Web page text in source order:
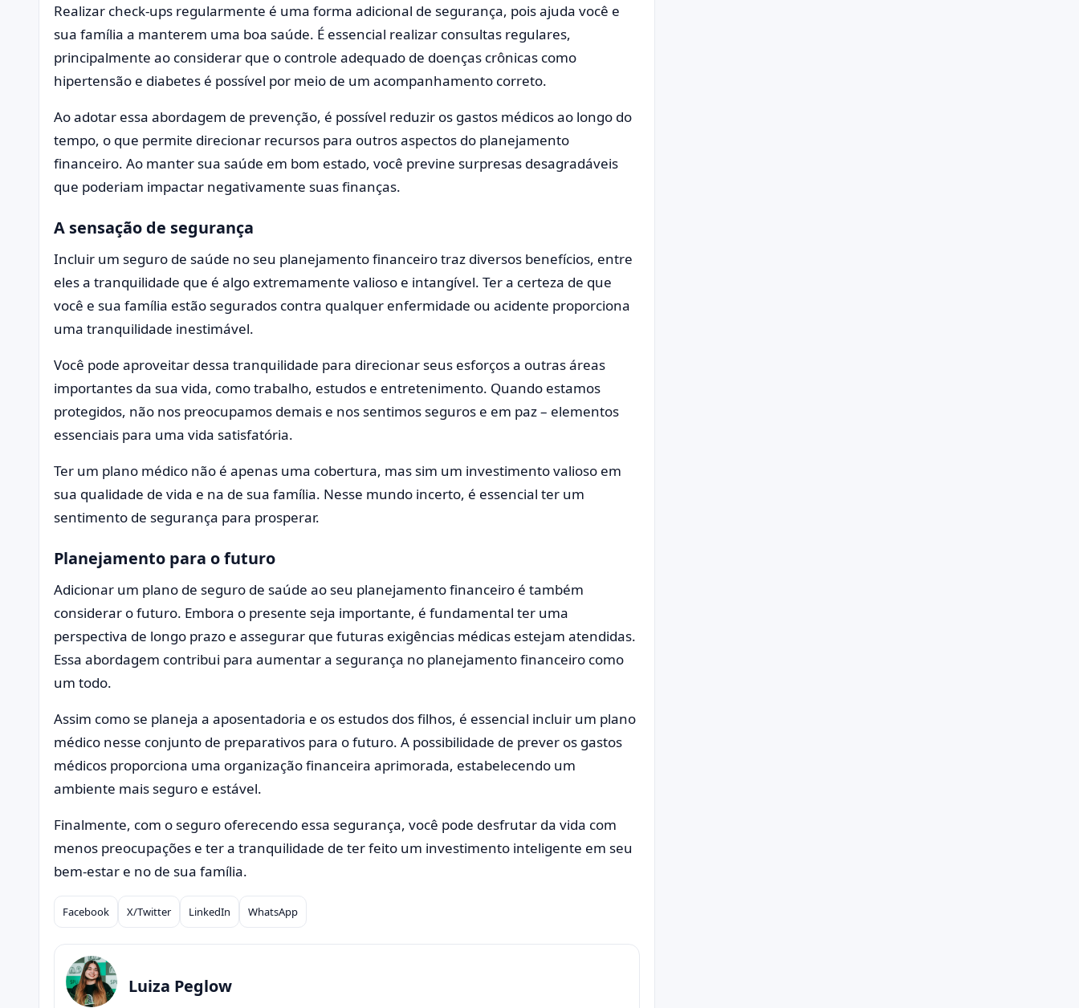
Realizar check-ups regularmente é uma forma adicional de segurança, pois ajuda você e
sua família a manterem uma boa saúde. É essencial realizar consultas regulares,
principalmente ao considerar que o controle adequado de doenças crônicas como
hipertensão e diabetes é possível por meio de um acompanhamento correto.
Ao adotar essa abordagem de prevenção, é possível reduzir os gastos médicos ao longo do
tempo, o que permite direcionar recursos para outros aspectos do planejamento
financeiro. Ao manter sua saúde em bom estado, você previne surpresas desagradáveis
que poderiam impactar negativamente suas finanças.
A sensação de segurança
Incluir um seguro de saúde no seu planejamento financeiro traz diversos benefícios, entre
eles a tranquilidade que é algo extremamente valioso e intangível. Ter a certeza de que
você e sua família estão segurados contra qualquer enfermidade ou acidente proporciona
uma tranquilidade inestimável.
Você pode aproveitar dessa tranquilidade para direcionar seus esforços a outras áreas
importantes da sua vida, como trabalho, estudos e entretenimento. Quando estamos
protegidos, não nos preocupamos demais e nos sentimos seguros e em paz – elementos
essenciais para uma vida satisfatória.
Ter um plano médico não é apenas uma cobertura, mas sim um investimento valioso em
sua qualidade de vida e na de sua família. Nesse mundo incerto, é essencial ter um
sentimento de segurança para prosperar.
Planejamento para o futuro
Adicionar um plano de seguro de saúde ao seu planejamento financeiro é também
considerar o futuro. Embora o presente seja importante, é fundamental ter uma
perspectiva de longo prazo e assegurar que futuras exigências médicas estejam atendidas.
Essa abordagem contribui para aumentar a segurança no planejamento financeiro como
um todo.
Assim como se planeja a aposentadoria e os estudos dos filhos, é essencial incluir um plano
médico nesse conjunto de preparativos para o futuro. A possibilidade de prever os gastos
médicos proporciona uma organização financeira aprimorada, estabelecendo um
ambiente mais seguro e estável.
Finalmente, com o seguro oferecendo essa segurança, você pode desfrutar da vida com
menos preocupações e ter a tranquilidade de ter feito um investimento inteligente em seu
bem-estar e no de sua família.
Compartilhar
Facebook X/Twitter LinkedIn WhatsApp
Luiza Peglow